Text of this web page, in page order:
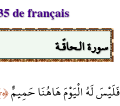
de français
سورة الـحاقّـة
فَلَيْسَ لَهُ الْيَوْمَ هَاهُنَا حَمِيمٌ﴿٣٥﴾